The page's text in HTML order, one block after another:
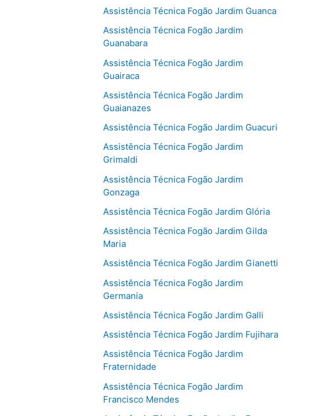
Assistência Técnica Fogão Jardim Guanca
Assistência Técnica Fogão Jardim
Guanabara
Assistência Técnica Fogão Jardim
Guairaca
Assistência Técnica Fogão Jardim
Guaianazes
Assistência Técnica Fogão Jardim Guacuri
Assistência Técnica Fogão Jardim
Grimaldi
Assistência Técnica Fogão Jardim
Gonzaga
Assistência Técnica Fogão Jardim Glória
Assistência Técnica Fogão Jardim Gilda
Maria
Assistência Técnica Fogão Jardim Gianetti
Assistência Técnica Fogão Jardim
Germania
Assistência Técnica Fogão Jardim Galli
Assistência Técnica Fogão Jardim Fujihara
Assistência Técnica Fogão Jardim
Fraternidade
Assistência Técnica Fogão Jardim
Francisco Mendes